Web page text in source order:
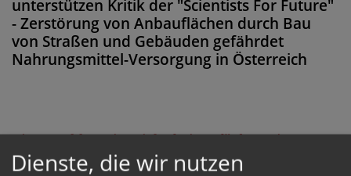
unterstützen Kritik der "Scientists For Future"
- Zerstörung von Anbauflächen durch Bau
von Straßen und Gebäuden gefährdet
Nahrungsmittel-Versorgung in Österreich
Diese Meldung ist nicht frei verfügbar. Bitte
loggen Sie sich ein, oder bestellen Sie das
Dienste, die wir nutzen